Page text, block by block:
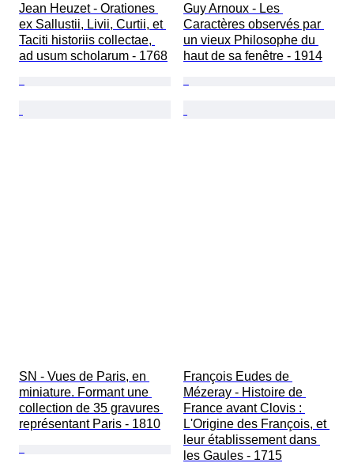
Jean Heuzet - Orationes
ex Sallustii, Livii, Curtii, et
Taciti historiis collectae,
ad usum scholarum - 1768
Guy Arnoux - Les
Caractères observés par
un vieux Philosophe du
haut de sa fenêtre - 1914
SN - Vues de Paris, en
miniature. Formant une
collection de 35 gravures
représentant Paris - 1810
François Eudes de
Mézeray - Histoire de
France avant Clovis :
L'Origine des François, et
leur établissement dans
les Gaules - 1715